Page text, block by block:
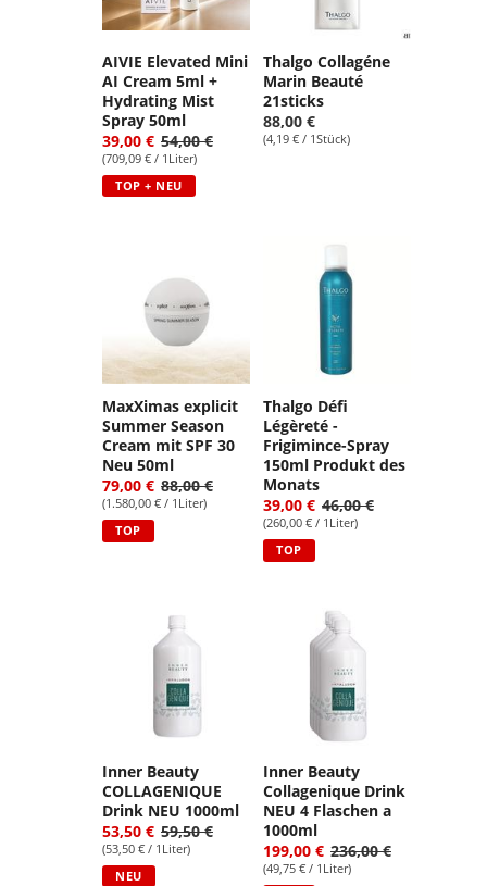
AIVIE Elevated Mini
AI Cream 5ml +
Hydrating Mist
Spray 50ml
39,00 € 54,00 €
(709,09 € / 1Liter)
TOP + NEU
Thalgo Collagéne
Marin Beauté
21sticks
88,00 €
(4,19 € / 1Stück)
MaxXimas explicit
Summer Season
Cream mit SPF 30
Neu 50ml
79,00 € 88,00 €
(1.580,00 € / 1Liter)
TOP
Thalgo Défi
Légèreté -
Frigimince-Spray
150ml Produkt des
Monats
39,00 € 46,00 €
(260,00 € / 1Liter)
TOP
Inner Beauty
COLLAGENIQUE
Drink NEU 1000ml
53,50 € 59,50 €
(53,50 € / 1Liter)
NEU
Inner Beauty
Collagenique Drink
NEU 4 Flaschen a
1000ml
199,00 € 236,00 €
(49,75 € / 1Liter)